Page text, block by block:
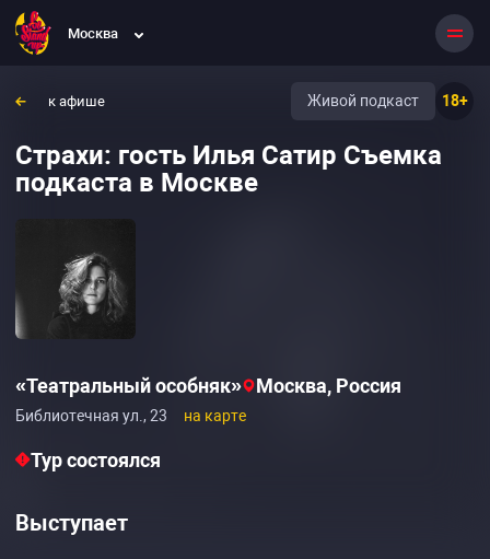
Москва
к афише 18+
Живой подкаст
Страхи: гость Илья Сатир Съемка
подкаста в Москве
«Театральный особняк» Москва, Россия
Библиотечная ул., 23 на карте
Тур состоялся
Выступает